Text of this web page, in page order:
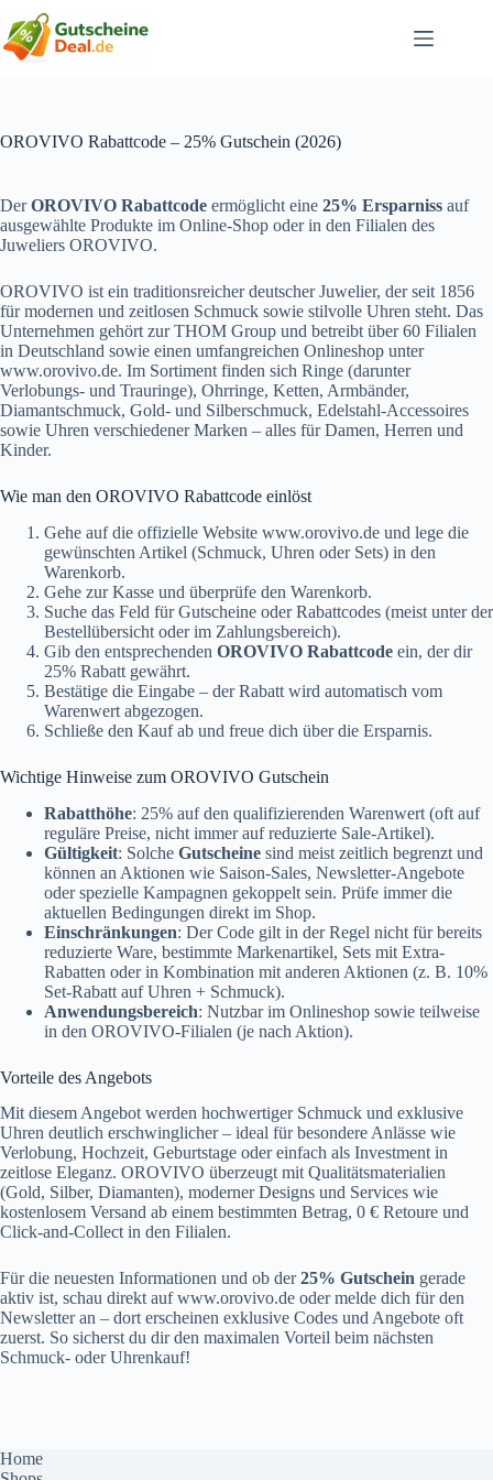
Inhalt
springen
OROVIVO Rabattcode – 25% Gutschein (2026)
DerOROVIVO Rabattcode ermöglicht eine 25% Ersparniss auf
ausgewählte Produkte im Online-Shop oder in den Filialen des
Juweliers OROVIVO.
OROVIVO ist ein traditionsreicher deutscher Juwelier, der seit 1856
für modernen und zeitlosen Schmuck sowie stilvolle Uhren steht. Das
Unternehmen gehört zur THOM Group und betreibt über 60 Filialen
in Deutschland sowie einen umfangreichen Onlineshop unter
www.orovivo.de. Im Sortiment finden sich Ringe (darunter
Verlobungs- und Trauringe), Ohrringe, Ketten, Armbänder,
Diamantschmuck, Gold- und Silberschmuck, Edelstahl-Accessoires
sowie Uhren verschiedener Marken – alles für Damen, Herren und
Kinder.
Wie man den OROVIVO Rabattcode einlöst
Gehe auf die offizielle Website www.orovivo.de und lege die
gewünschten Artikel (Schmuck, Uhren oder Sets) in den
Warenkorb.
Gehe zur Kasse und überprüfe den Warenkorb.
Suche das Feld für Gutscheine oder Rabattcodes (meist unter der
Bestellübersicht oder im Zahlungsbereich).
Gib den entsprechenden OROVIVO Rabattcode ein, der dir
25% Rabatt gewährt.
Bestätige die Eingabe – der Rabatt wird automatisch vom
Warenwert abgezogen.
Schließe den Kauf ab und freue dich über die Ersparnis.
Wichtige Hinweise zum OROVIVO Gutschein
Rabatthöhe: 25% auf den qualifizierenden Warenwert (oft auf
reguläre Preise, nicht immer auf reduzierte Sale-Artikel).
Gültigkeit: Solche Gutscheine sind meist zeitlich begrenzt und
können an Aktionen wie Saison-Sales, Newsletter-Angebote
oder spezielle Kampagnen gekoppelt sein. Prüfe immer die
aktuellen Bedingungen direkt im Shop.
Einschränkungen: Der Code gilt in der Regel nicht für bereits
reduzierte Ware, bestimmte Markenartikel, Sets mit Extra-
Rabatten oder in Kombination mit anderen Aktionen (z. B. 10%
Set-Rabatt auf Uhren + Schmuck).
Anwendungsbereich: Nutzbar im Onlineshop sowie teilweise
in den OROVIVO-Filialen (je nach Aktion).
Vorteile des Angebots
Mit diesem Angebot werden hochwertiger Schmuck und exklusive
Uhren deutlich erschwinglicher – ideal für besondere Anlässe wie
Verlobung, Hochzeit, Geburtstage oder einfach als Investment in
zeitlose Eleganz. OROVIVO überzeugt mit Qualitätsmaterialien
(Gold, Silber, Diamanten), moderner Designs und Services wie
kostenlosem Versand ab einem bestimmten Betrag, 0 € Retoure und
Click-and-Collect in den Filialen.
Für die neuesten Informationen und ob der25% Gutschein gerade
aktiv ist, schau direkt aufwww.orovivo.de oder melde dich für den
Newsletter an – dort erscheinen exklusive Codes und Angebote oft
zuerst. So sicherst du dir den maximalen Vorteil beim nächsten
Schmuck- oder Uhrenkauf!
Home